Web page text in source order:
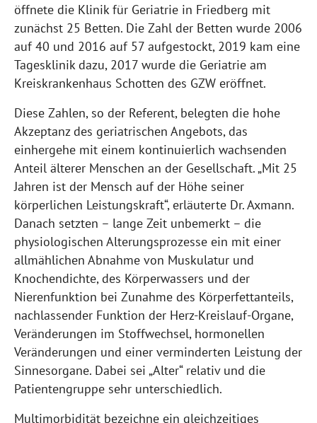
öffnete die Klinik für Geriatrie in Friedberg mit
zunächst 25 Betten. Die Zahl der Betten wurde 2006
auf 40 und 2016 auf 57 aufgestockt, 2019 kam eine
Tagesklinik dazu, 2017 wurde die Geriatrie am
Kreiskrankenhaus Schotten des GZW eröffnet.
Diese Zahlen, so der Referent, belegten die hohe
Akzeptanz des geriatrischen Angebots, das
einhergehe mit einem kontinuierlich wachsenden
Anteil älterer Menschen an der Gesellschaft. „Mit 25
Jahren ist der Mensch auf der Höhe seiner
körperlichen Leistungskraft“, erläuterte Dr. Axmann.
Danach setzten – lange Zeit unbemerkt – die
physiologischen Alterungsprozesse ein mit einer
allmählichen Abnahme von Muskulatur und
Knochendichte, des Körperwassers und der
Nierenfunktion bei Zunahme des Körperfettanteils,
nachlassender Funktion der Herz-Kreislauf-Organe,
Veränderungen im Stoffwechsel, hormonellen
Veränderungen und einer verminderten Leistung der
Sinnesorgane. Dabei sei „Alter“ relativ und die
Patientengruppe sehr unterschiedlich.
Multimorbidität bezeichne ein gleichzeitiges